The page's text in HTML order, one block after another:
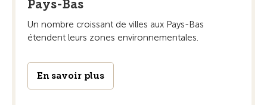
Pays-Bas
Un nombre croissant de villes aux Pays-Bas
étendent leurs zones environnementales.
En savoir plus